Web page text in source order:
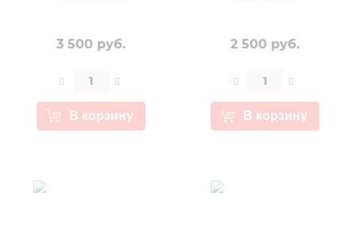
3 500 руб.
В корзину
2 500 руб.
В корзину